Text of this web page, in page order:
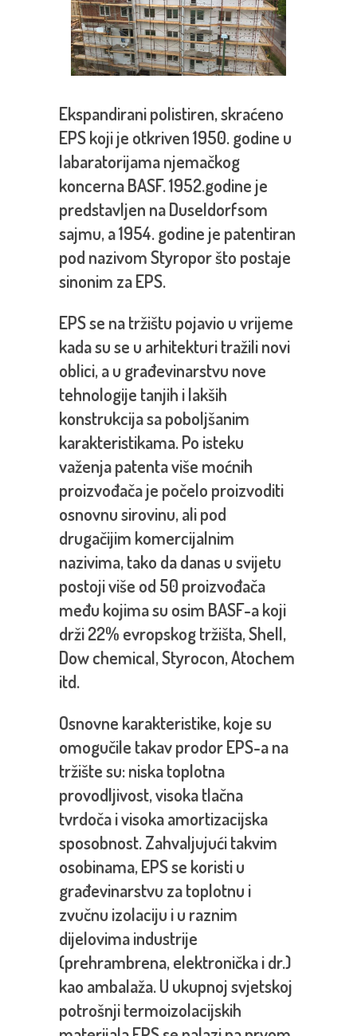
Ekspandirani polistiren, skraćeno
EPS koji je otkriven 1950. godine u
labaratorijama njemačkog
koncerna BASF. 1952.godine je
predstavljen na Duseldorfsom
sajmu, a 1954. godine je patentiran
pod nazivom Styropor što postaje
sinonim za EPS.
EPS se na tržištu pojavio u vrijeme
kada su se u arhitekturi tražili novi
oblici, a u građevinarstvu nove
tehnologije tanjih i lakših
konstrukcija sa poboljšanim
karakteristikama. Po isteku
važenja patenta više moćnih
proizvođača je počelo proizvoditi
osnovnu sirovinu, ali pod
drugačijim komercijalnim
nazivima, tako da danas u svijetu
postoji više od 50 proizvođača
među kojima su osim BASF-a koji
drži 22% evropskog tržišta, Shell,
Dow chemical, Styrocon, Atochem
itd.
Osnovne karakteristike, koje su
omogučile takav prodor EPS-a na
tržište su: niska toplotna
provodljivost, visoka tlačna
tvrdoča i visoka amortizacijska
sposobnost. Zahvaljujući takvim
osobinama, EPS se koristi u
građevinarstvu za toplotnu i
zvučnu izolaciju i u raznim
dijelovima industrije
(prehrambrena, elektronička i dr.)
kao ambalaža. U ukupnoj svjetskoj
potrošnji termoizolacijskih